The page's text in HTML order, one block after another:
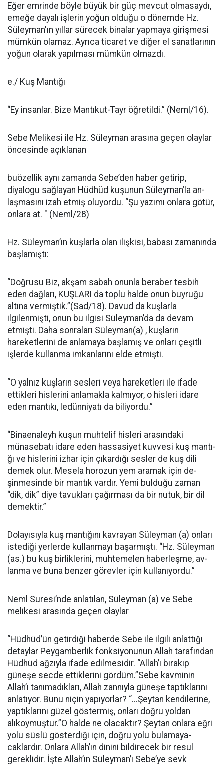
Eğer emrinde böyle büyük bir güç mevcut olmasaydı,
emeğe da­yalı işlerin yoğun olduğu o dönem­de Hz.
Süleyman'ın yıllar sürecek binalar yapmaya girişmesi
müm­kün olamaz. Ayrıca ticaret ve di­ğer el sanatlarının
yoğun olarak ya­pılması mümkün olmazdı.
e./ Kuş Mantığı
“Ey insanlar. Bize Mantıkut-Tayr öğretildi.” (Neml/16).
Sebe Melikesi ile Hz. Süleyman arasına geçen olaylar
öncesinde açıklanan
buözellik aynı zamanda Sebe’den haber getirip,
diyalogu sağlayan Hüdhüd kuşunun Süleyman’la an­
laşmasını izah etmiş oluyordu. “Şu yazımı onlara götür,
onlara at. " (Neml/28)
Hz. Süleyman’ın kuşlarla olan ilişkisi, babası zamanında
başlamış­tı:
“Doğrusu Biz, akşam sabah onunla beraber tesbih
eden dağları, KUŞLARI da toplu halde onun buyruğu
altına vermiştik.”(Sad/18). Davud da kuşlarla
ilgilenmişti, onun bu ilgisi Süleyman’da da devam
etmişti. Da­ha sonraları Süleyman(a) , kuşların
hareketlerini de anlamaya başlamış ve onları çeşitli
işlerde kullanma imkanlarını elde etmişti.
“O yalnız kuşların sesleri veya hareketleri ile ifade
ettikleri hisler­ini anlamakla kalmıyor, o hisleri idare
eden mantıkı, ledünniyatı da biliyordu.”
“Binaenaleyh kuşun muhtelif hisleri arasındaki
münasebatı idare eden hassasiyet kuvvesi kuş mantı­
ğı ve hislerini izhar için çıkardığı sesler de kuş dili
demek olur. Me­sela horozun yem aramak için de­
şinmesinde bir mantık vardır. Yemi bulduğu zaman
“dik, dik” diye ta­vukları çağırması da bir nutuk, bir dil
demektir.”
Dolayısıyla kuş mantığını kav­rayan Süleyman (a) onları
istediği yerlerde kullanmayı başarmıştı. “Hz. Süleyman
(as.) bu kuş birlik­lerini, muhtemelen haberleşme, av­
lanma ve buna benzer görevler için kullanıyordu.”
Neml Suresi’nde anlatılan, Sü­leyman (a) ve Sebe
melikesi arasın­da geçen olaylar
“Hüdhüd’ün getirdiği haberde Sebe ile ilgili anlattığı
detaylar Pey­gamberlik fonksiyonunun Allah ta­rafından
Hüdhüd ağzıyla ifade edilmesidir. “Allah’ı bırakıp
güneşe secde ettiklerini gördüm.”Sebe kav­minin
Allah’ı tanımadıkları, Allah zannıyla güneşe taptıklarını
anlatı­yor. Bunu niçin yapıyorlar? “...Şey­tan kendilerine,
yaptıklarını güzel gös­termiş, onları doğru yoldan
alıkoy­muştur.”O halde ne olacaktır? Şeytan onlara eğri
yolu süslü gös­terdiği için, doğru yolu bulamaya­
caklardır. Onlara Allah’ın dinini bildirecek bir resul
gereklidir. İşte Allah’ın Süleyman’ı Sebe’ye sevk